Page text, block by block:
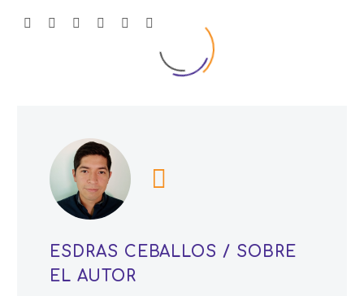
ESDRAS CEBALLOS/ SOBRE
EL AUTOR